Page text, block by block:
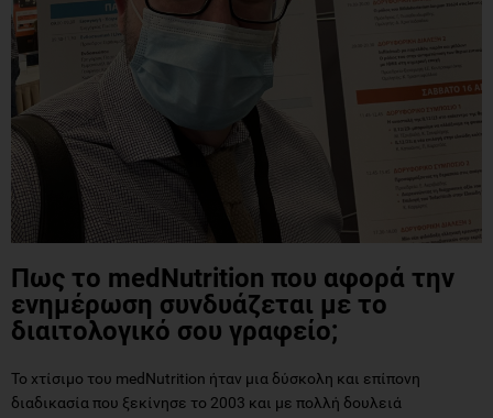
Πως το medNutrition που αφορά την
ενημέρωση συνδυάζεται με το
διαιτολογικό σου γραφείο;
Το χτίσιμο του medNutrition ήταν μια δύσκολη και επίπονη
διαδικασία που ξεκίνησε το 2003 και με πολλή δουλειά